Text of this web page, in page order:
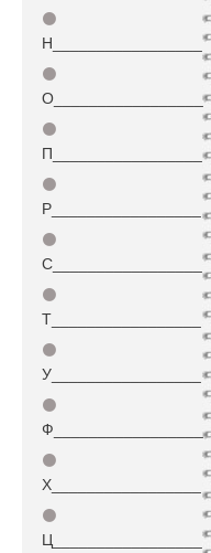
⚫
Н_________________
⚫
О_________________
⚫
П_________________
⚫
Р_________________
⚫
С_________________
⚫
Т_________________
⚫
У_________________
⚫
Ф_________________
⚫
Х_________________
⚫
Ц_________________